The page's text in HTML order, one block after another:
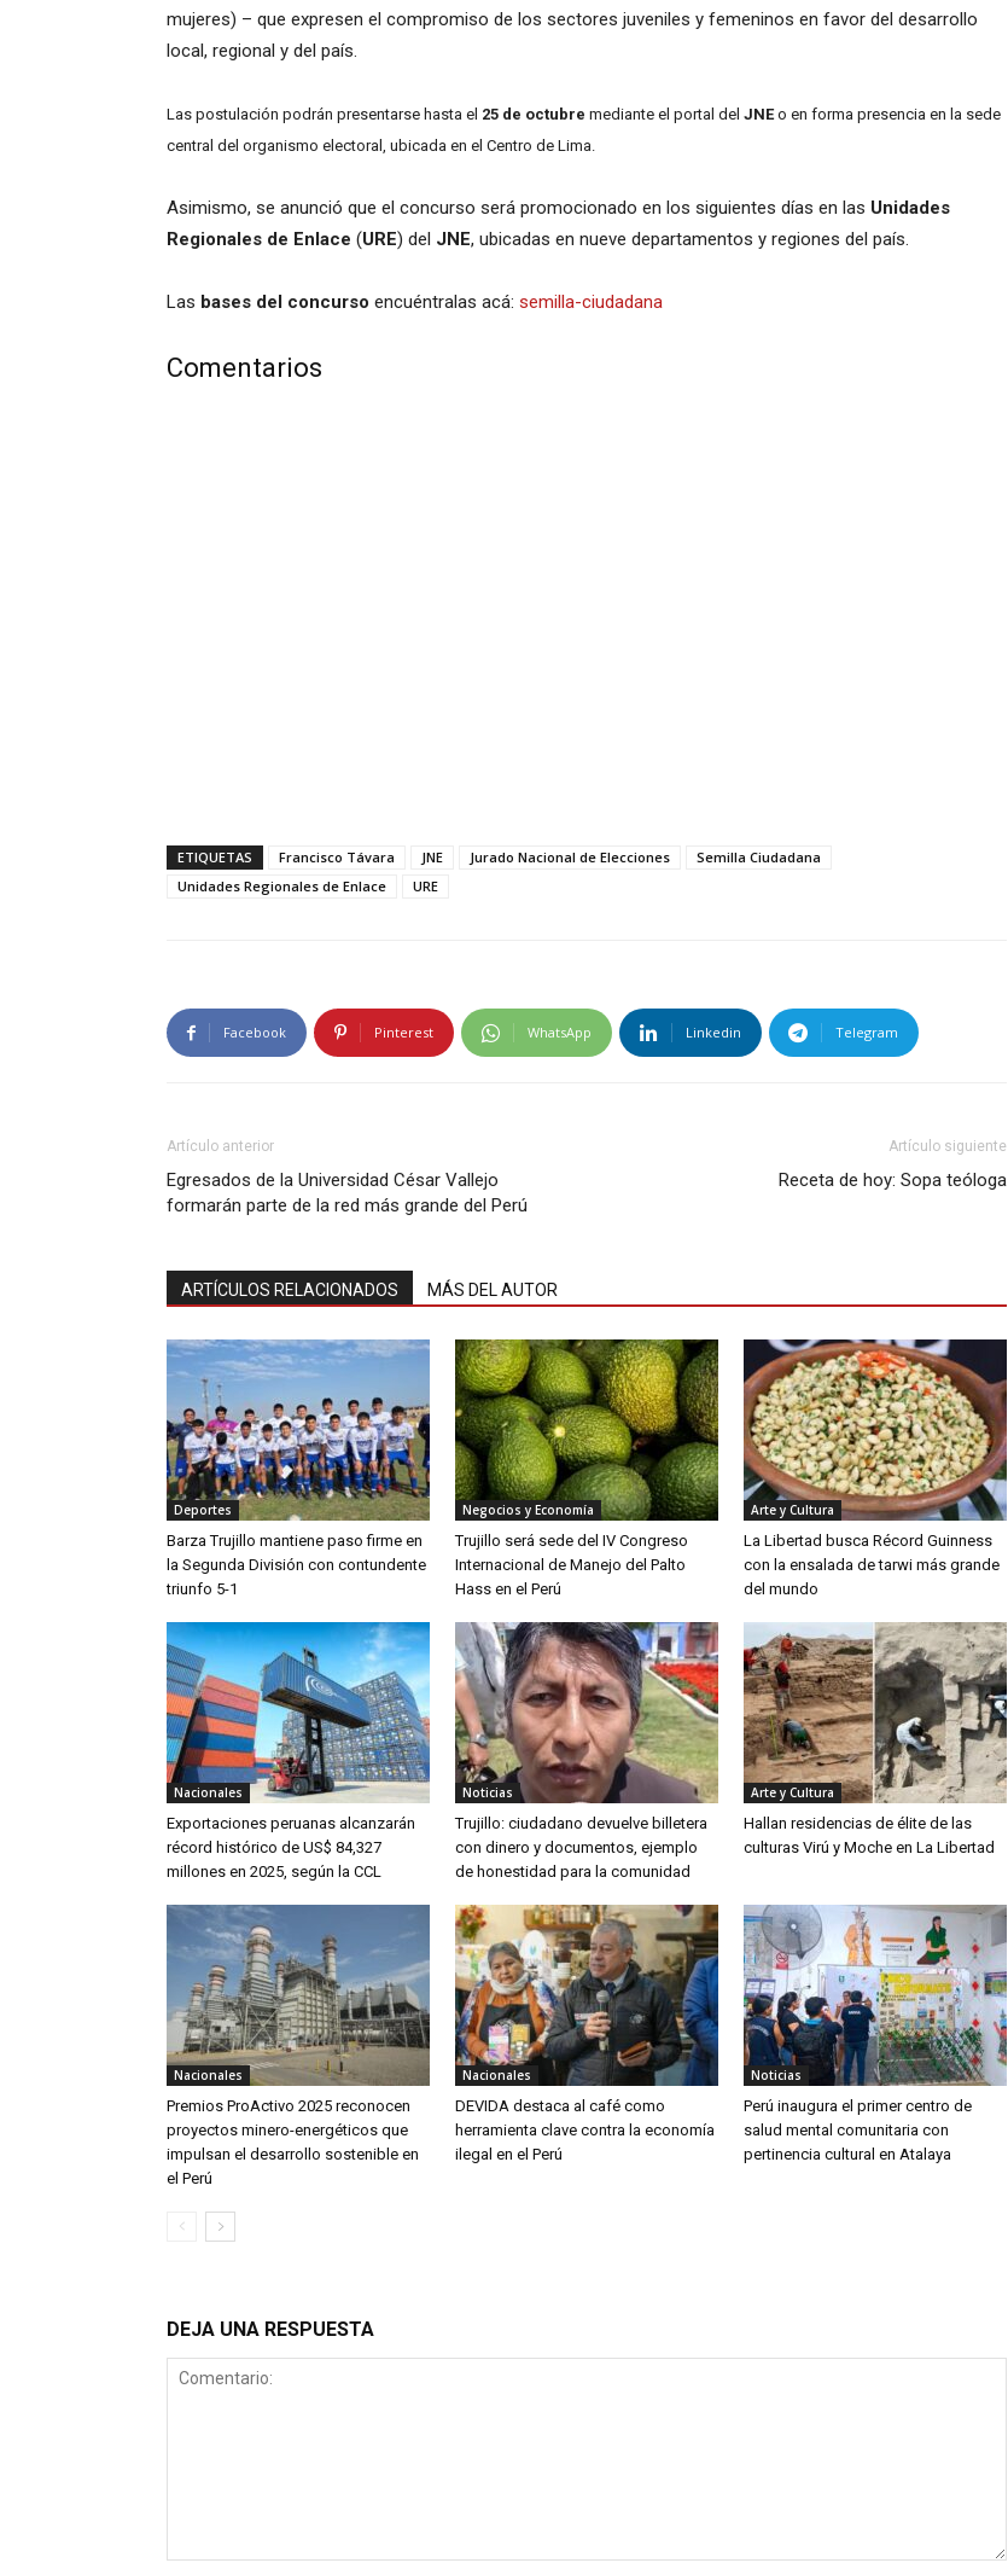
mujeres) – que expresen el compromiso de los sectores juveniles y femeninos en favor del desarrollo
local, regional y del país.
Las postulación podrán presentarse hasta el 25 de octubre mediante el portal del JNEo en forma presencia en la sede
central del organismo electoral, ubicada en el Centro de Lima.
Asimismo, se anunció que el concurso será promocionado en los siguientes días en las Unidades
Regionales de Enlace (URE) del JNE, ubicadas en nueve departamentos y regiones del país.
Las bases del concurso encuéntralas acá: semilla-ciudadana
Comentarios
ETIQUETAS Francisco Távara JNE Jurado Nacional de Elecciones
Semilla Ciudadana
Unidades Regionales de Enlace
URE
Facebook Pinterest WhatsApp Linkedin Telegram
Artículo anterior
Egresados de la Universidad César Vallejo
formarán parte de la red más grande del Perú
Artículo siguiente
Receta de hoy: Sopa teóloga
ARTÍCULOS RELACIONADOS MÁS DEL AUTOR
Deportes
Barza Trujillo mantiene paso firme en
la Segunda División con contundente
triunfo 5-1
Negocios y Economía
Trujillo será sede del IV Congreso
Internacional de Manejo del Palto
Hass en el Perú
Arte y Cultura
La Libertad busca Récord Guinness
con la ensalada de tarwi más grande
del mundo
Nacionales
Exportaciones peruanas alcanzarán
récord histórico de US$ 84,327
millones en 2025, según la CCL
Noticias
Trujillo: ciudadano devuelve billetera
con dinero y documentos, ejemplo
de honestidad para la comunidad
Arte y Cultura
Hallan residencias de élite de las
culturas Virú y Moche en La Libertad
Nacionales
Premios ProActivo 2025 reconocen
proyectos minero-energéticos que
impulsan el desarrollo sostenible en
el Perú
Nacionales
DEVIDA destaca al café como
herramienta clave contra la economía
ilegal en el Perú
Noticias
Perú inaugura el primer centro de
salud mental comunitaria con
pertinencia cultural en Atalaya
DEJA UNA RESPUESTA